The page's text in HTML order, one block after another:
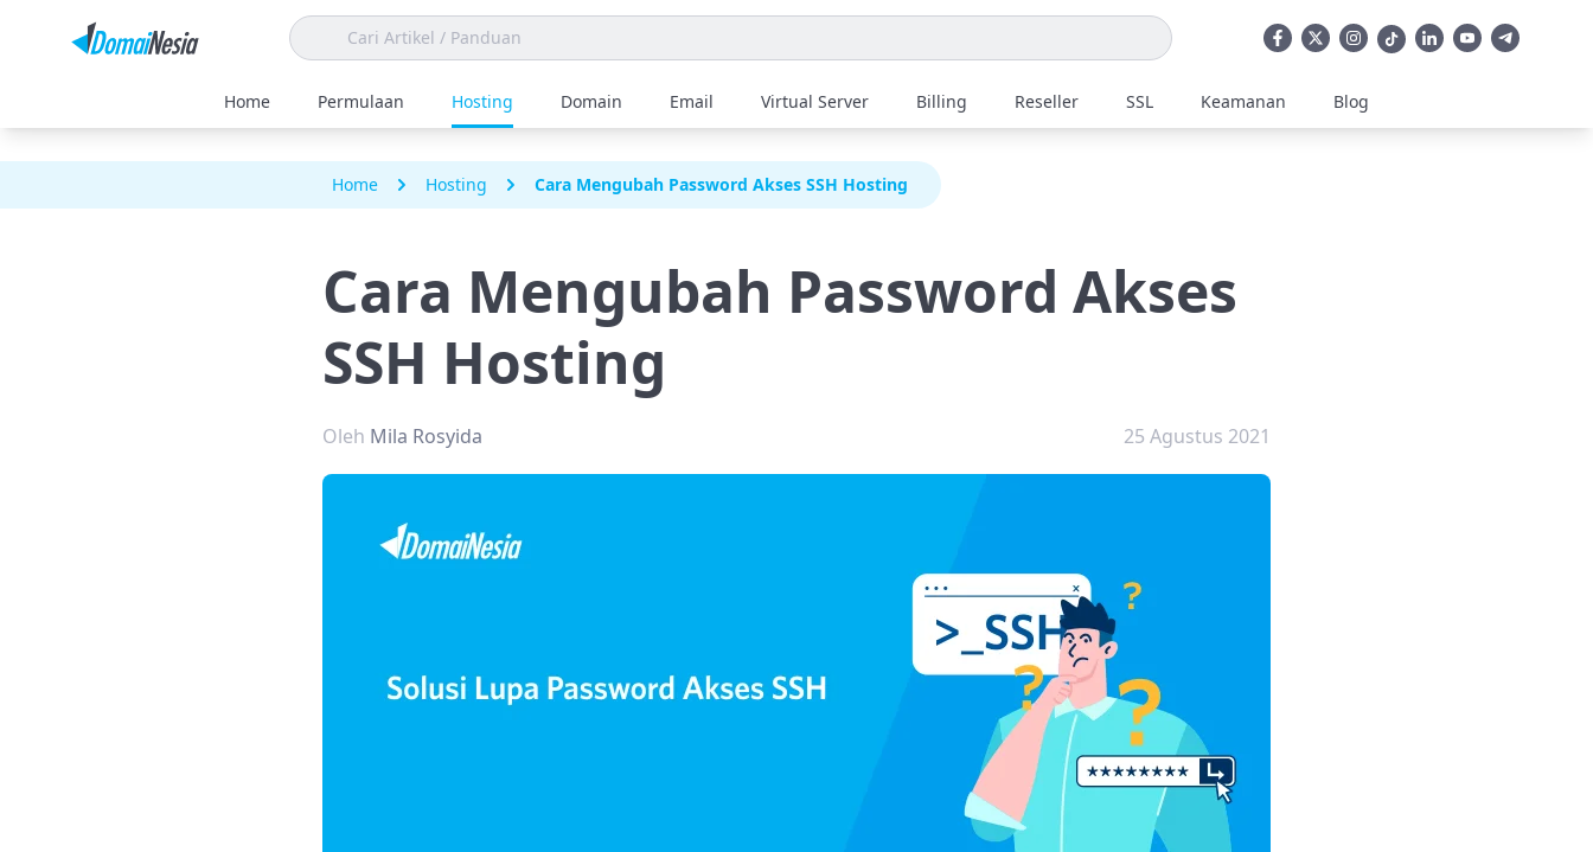
Home Permulaan Hosting Domain Email Virtual Server Billing Reseller SSL Keamanan Blog
Home Hosting Cara Mengubah Password Akses SSH Hosting
Cara Mengubah Password Akses
SSH Hosting
Oleh Mila Rosyida 25 Agustus 2021